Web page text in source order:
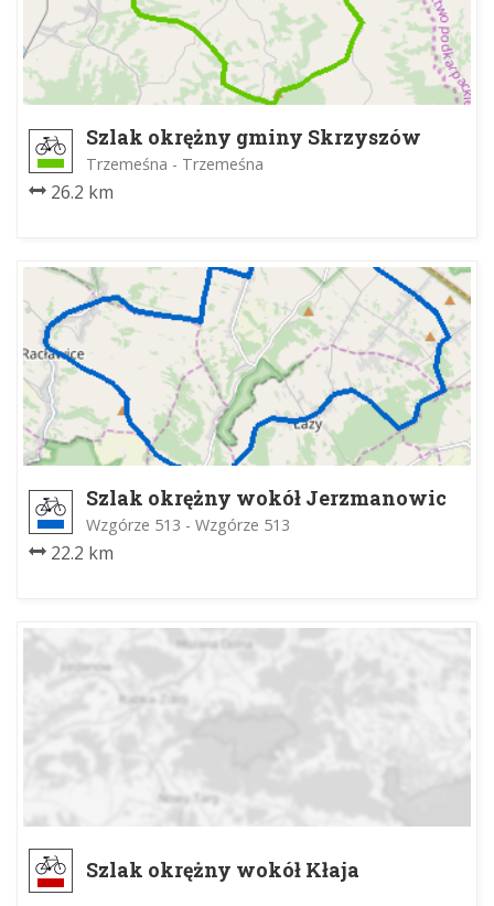
Szlak okrężny gminy Skrzyszów
Trzemeśna - Trzemeśna
26.2 km
Szlak okrężny wokół Jerzmanowic
Wzgórze 513 - Wzgórze 513
22.2 km
Szlak okrężny wokół Kłaja